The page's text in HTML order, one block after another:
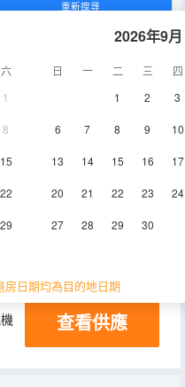
六
1
8
15
22
29
2026年9月
日 一 二 三
四
1
2 3
6 7 8 9 10
13 14 15 16 17
20 21 22 23 24
27 28 29 30
房日期均為目的地日期
重新搜尋
空調
1-2層 空調
查看供應